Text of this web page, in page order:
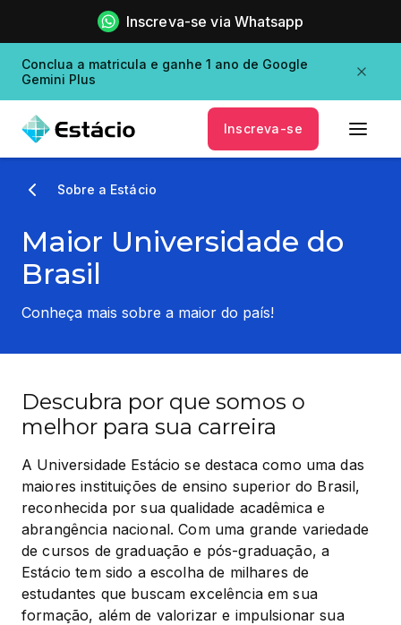
Inscreva-se via Whatsapp
Conclua a matricula e ganhe 1 ano de Google
Gemini Plus
Inscreva-se
Sobre a Estácio
Maior Universidade do
Brasil
Conheça mais sobre a maior do país!
Descubra por que somos o
melhor para sua carreira
A Universidade Estácio se destaca como uma das
maiores instituições de ensino superior do Brasil,
reconhecida por sua qualidade acadêmica e
abrangência nacional. Com uma grande variedade
de cursos de graduação e pós-graduação, a
Estácio tem sido a escolha de milhares de
estudantes que buscam excelência em sua
formação, além de valorizar e impulsionar sua